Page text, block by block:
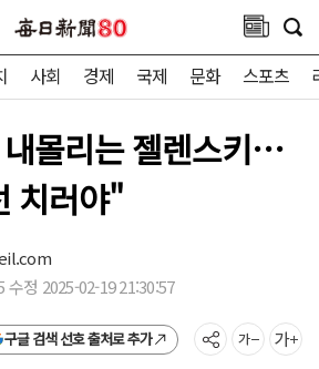
사회 경제 국제 문화 스포츠
몰리는 젤렌스키…
치러야"
수정 2025-02-19 21:30:57
구글 검색 선호 출처로 추가